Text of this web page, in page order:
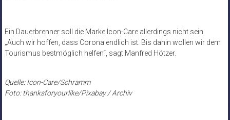
Ein Dauerbrenner soll die Marke Icon-Care allerdings nicht sein.
„Auch wir hoffen, dass Corona endlich ist. Bis dahin wollen wir dem
Tourismus bestmöglich helfen“, sagt Manfred Hötzer.
Quelle: Icon-Care/Schramm
Foto: thanksforyourlike/Pixabay / Archiv